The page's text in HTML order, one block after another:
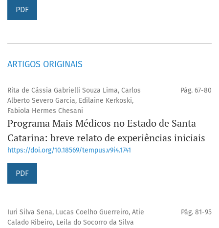
PDF
ARTIGOS ORIGINAIS
Rita de Cássia Gabrielli Souza Lima, Carlos
Alberto Severo Garcia, Edilaine Kerkoski,
Fabiola Hermes Chesani
Pág. 67-80
Programa Mais Médicos no Estado de Santa
Catarina: breve relato de experiências iniciais
https://doi.org/10.18569/tempus.v9i4.1741
PDF
Iuri Silva Sena, Lucas Coelho Guerreiro, Atie
Calado Ribeiro, Leila do Socorro da Silva
Pág. 81-95